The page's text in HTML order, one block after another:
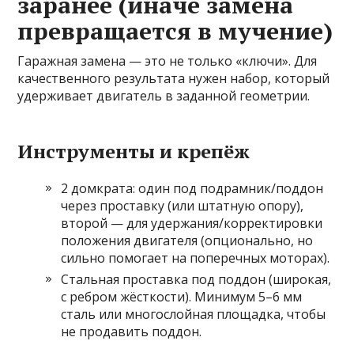
превращается в мучение)
Гаражная замена — это не только «ключи». Для
качественного результата нужен набор, который
удерживает двигатель в заданной геометрии.
Инструменты и крепёж
2 домкрата: один под подрамник/поддон
через проставку (или штатную опору),
второй — для удержания/корректировки
положения двигателя (опционально, но
сильно помогает на поперечных моторах).
Стальная проставка под поддон (широкая,
с ребром жёсткости). Минимум 5–6 мм
сталь или многослойная площадка, чтобы
не продавить поддон.